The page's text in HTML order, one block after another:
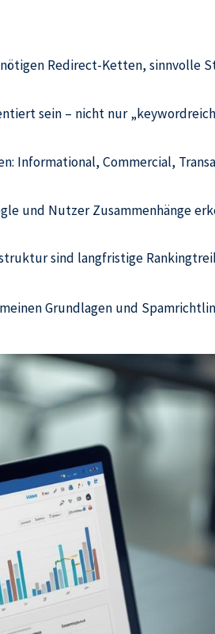
Redirect-Ketten, sinnvolle
sein – nicht nur
Informational, Commercial,
und Nutzer Zusammenhänge
sind langfristige
Grundlagen und